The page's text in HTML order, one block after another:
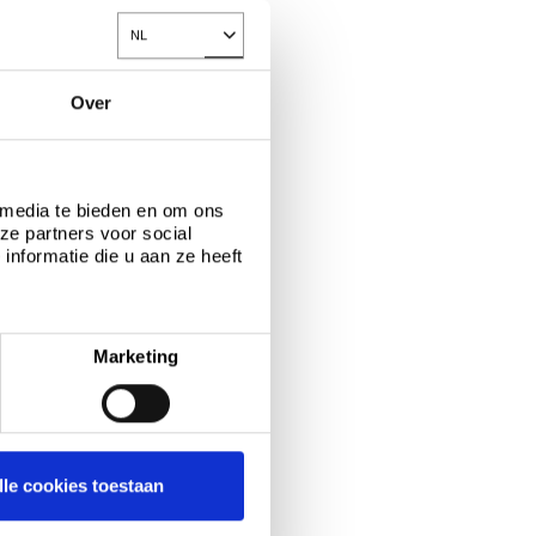
NL
Toggle Dropdown
Over
te bieden en om ons
partners voor social
die u aan ze heeft
Marketing
cookies toestaan